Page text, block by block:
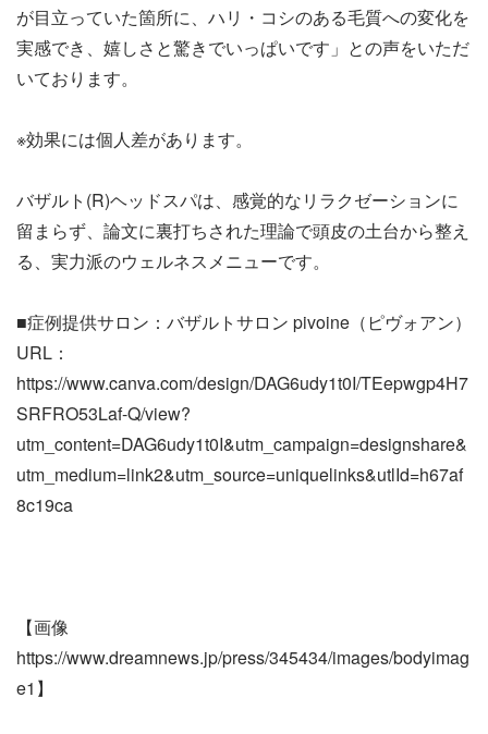
が目立っていた箇所に、ハリ・コシのある毛質への変化を
実感でき、嬉しさと驚きでいっぱいです」との声をいただ
いております。
※効果には個人差があります。
バザルト(R)ヘッドスパは、感覚的なリラクゼーションに
留まらず、論文に裏打ちされた理論で頭皮の土台から整え
る、実力派のウェルネスメニューです。
■症例提供サロン：バザルトサロン pivoine（ピヴォアン）
URL：
https://www.canva.com/design/DAG6udy1t0I/TEepwgp4H7
SRFRO53Laf-Q/view?
utm_content=DAG6udy1t0I&utm_campaign=designshare&
utm_medium=link2&utm_source=uniquelinks&utlId=h67af
8c19ca
【画像
https://www.dreamnews.jp/press/345434/images/bodyimag
e1】